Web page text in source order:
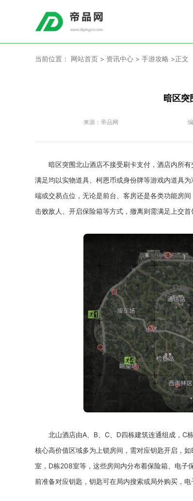
当前位置： 网站首页 > 资讯中心 > 手游攻略 >正文
暗区突
来源： 帝品网
暗区突围北山酒店不接受刷卡支付，酒店内所
满足均以实物道具、柯恩币或身份牌等游戏内道具
端或交易点位，无论是前台、客房还是各类功能房
击败敌人、开启保险箱等方式，撤离则需满足上交
北山酒店由A、B、C、D四栋建筑连通组成，C
核心高价值区域多为上锁房间，需对应钥匙开启，
室，D栋208室等，这些房间内分布着保险箱、电子
前准备对应钥匙，钥匙可在局内搜索或局外购买，